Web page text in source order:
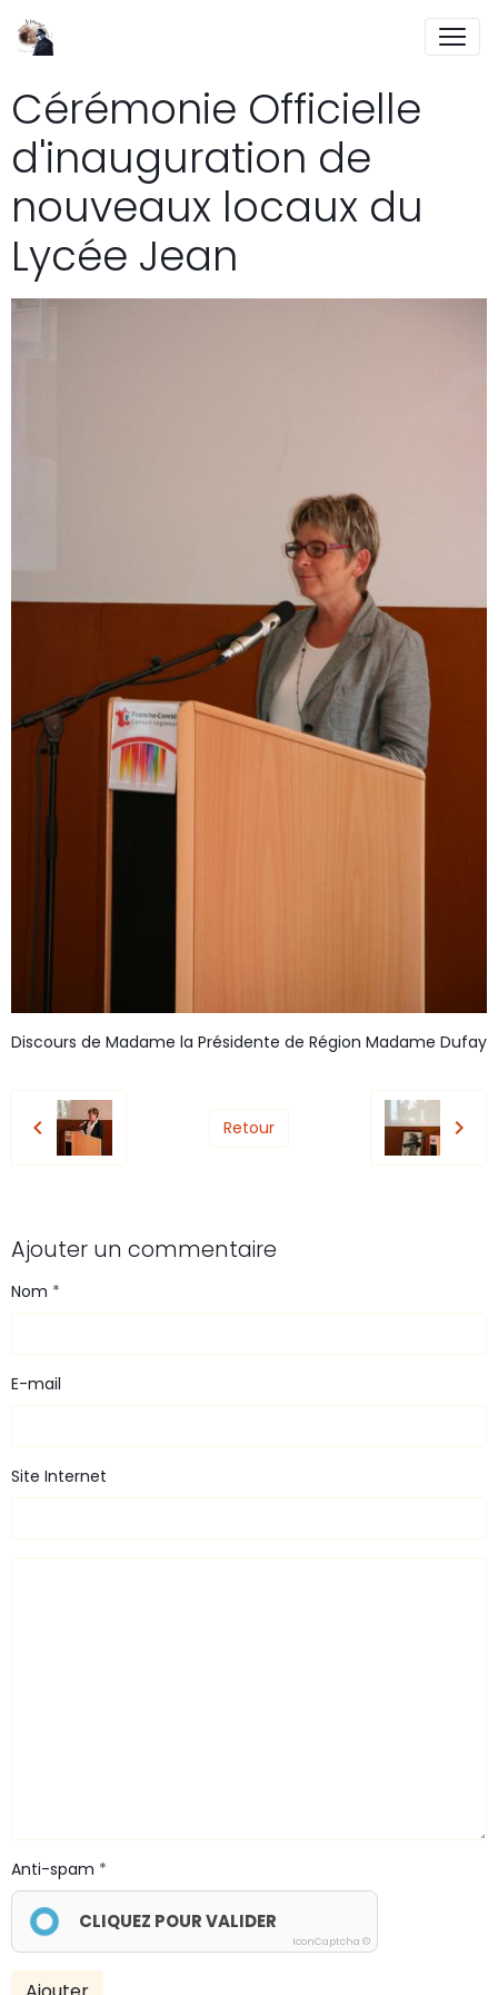
Cérémonie Officielle
d'inauguration de
nouveaux locaux du
Lycée Jean
Discours de Madame la Présidente de Région Madame Dufay
Retour
Ajouter un commentaire
Nom
E-mail
Site Internet
Anti-spam
CLIQUEZ POUR VALIDER
IconCaptcha ©